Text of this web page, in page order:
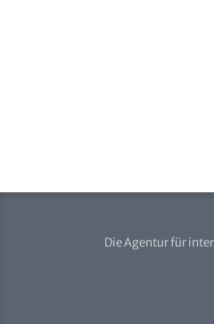
Die Agentur für